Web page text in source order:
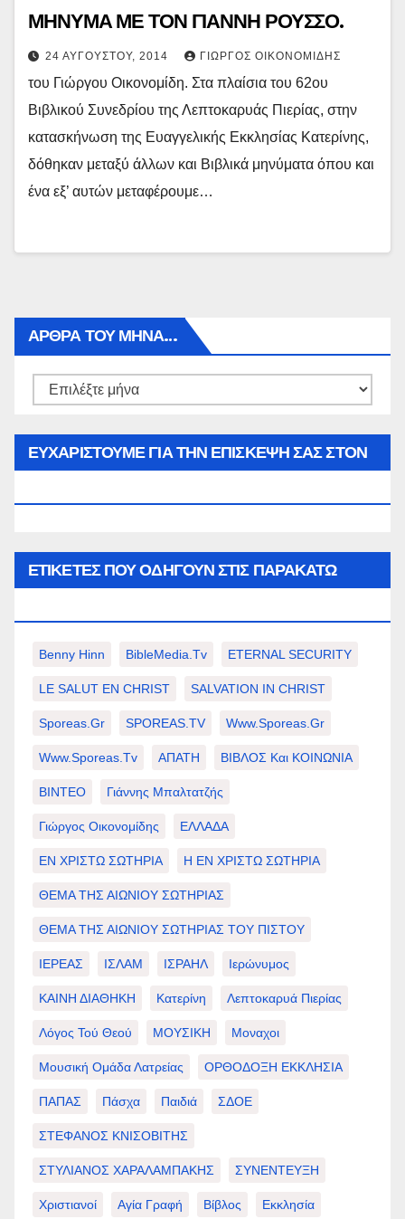
ΜΗΝΥΜΑ ΜΕ ΤΟΝ ΓΙΑΝΝΗ ΡΟΥΣΣΟ.
24 ΑΥΓΟΎΣΤΟΥ, 2014 ΓΙΏΡΓΟΣ ΟΙΚΟΝΟΜΊΔΗΣ
του Γιώργου Οικονομίδη. Στα πλαίσια του 62ου
Βιβλικού Συνεδρίου της Λεπτοκαρυάς Πιερίας, στην
κατασκήνωση της Ευαγγελικής Εκκλησίας Κατερίνης,
δόθηκαν μεταξύ άλλων και Βιβλικά μηνύματα όπου και
ένα εξ’ αυτών μεταφέρουμε…
ΑΡΘΡΑ ΤΟΥ ΜΉΝΑ…
Αρθρα
ΕΥΧΑΡΙΣΤΟΥΜΕ ΓΙΑ ΤΗΝ ΕΠΙΣΚΕΨΗ ΣΑΣ ΣΤΟΝ
ΕΤΙΚΈΤΕΣ ΠΟΥ ΟΔΗΓΟΎΝ ΣΤΙΣ ΠΑΡΑΚΆΤΩ
Benny Hinn BibleMedia.tv ETERNAL SECURITY
LE SALUT EN CHRIST SALVATION IN CHRIST
Sporeas.gr SPOREAS.TV Www.sporeas.gr
Www.sporeas.tv ΑΠΑΤΗ ΒΙΒΛΟΣ Και ΚΟΙΝΩΝΙΑ
ΒΙΝΤΕΟ Γιάννης Μπαλτατζής
Γιώργος Οικονομίδης ΕΛΛΑΔΑ
ΕΝ ΧΡΙΣΤΩ ΣΩΤΗΡΙΑ Η ΕΝ ΧΡΙΣΤΩ ΣΩΤΗΡΙΑ
ΘΕΜΑ ΤΗΣ ΑΙΩΝΙΟΥ ΣΩΤΗΡΙΑΣ
ΘΕΜΑ ΤΗΣ ΑΙΩΝΙΟΥ ΣΩΤΗΡΙΑΣ ΤΟΥ ΠΙΣΤΟΥ
ΙΕΡΕΑΣ ΙΣΛΑΜ ΙΣΡΑΗΛ Ιερώνυμος
ΚΑΙΝΗ ΔΙΑΘΗΚΗ Κατερίνη Λεπτοκαρυά Πιερίας
Λόγος Τού Θεού ΜΟΥΣΙΚΗ Μοναχοι
Μουσική Ομάδα Λατρείας ΟΡΘΟΔΟΞΗ ΕΚΚΛΗΣΙΑ
ΠΑΠΑΣ Πάσχα Παιδιά ΣΔΟΕ
ΣΤΕΦΑΝΟΣ ΚΝΙΣΟΒΙΤΗΣ
ΣΤΥΛΙΑΝΟΣ ΧΑΡΑΛΑΜΠΑΚΗΣ ΣΥΝΕΝΤΕΥΞΗ
Χριστιανοί Αγία Γραφή Βίβλος Εκκλησία